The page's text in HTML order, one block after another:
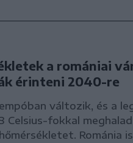
a romániai
érinteni 2040-re
változik, és a
Celsius-fokkal
Románia